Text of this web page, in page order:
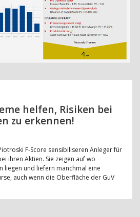
helfen, Risiken bei
zu erkennen!
F-Score sensibiliseren Anleger für
ihren Aktien. Sie zeigen auf wo
liegen und liefern manchmal eine
auch wenn die Oberfläche der GuV